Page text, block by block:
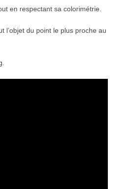
en respectant sa colorimétrie.
l’objet du point le plus proche au